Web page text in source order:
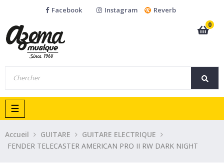
Facebook Instagram
Reverb
0
Basculer
la
navigation
☰
Accueil GUITARE
GUITARE ELECTRIQUE
FENDER TELECASTER AMERICAN PRO II RW DARK NIGHT